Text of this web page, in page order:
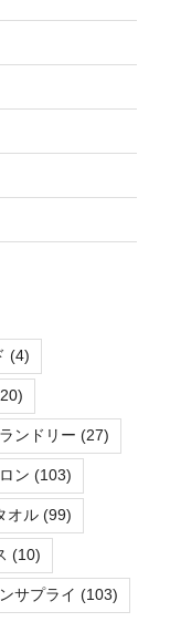
(4)
ンドリー (27)
ン (103)
オル (99)
(10)
サプライ (103)